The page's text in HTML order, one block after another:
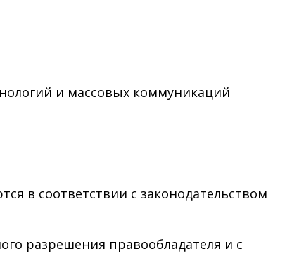
и массовых коммуникаций
в соответствии с законодательством
разрешения правообладателя и с